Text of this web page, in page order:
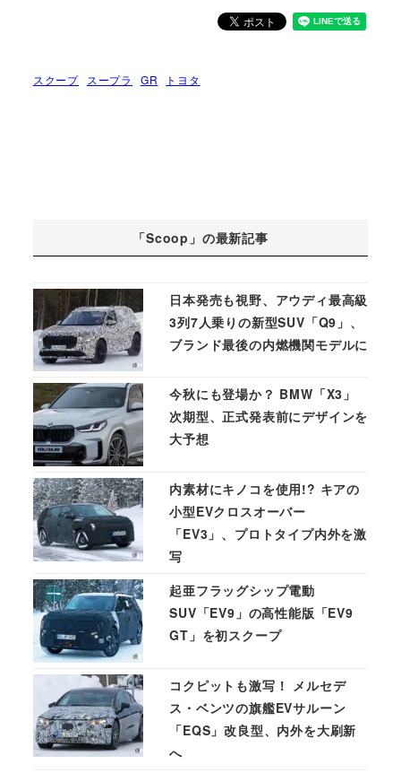
スクープ スープラ GR トヨタ
「Scoop」の最新記事
日本発売も視野、アウディ最高級
3列7人乗りの新型SUV「Q9」、
ブランド最後の内燃機関モデルに
今秋にも登場か？ BMW「X3」
次期型、正式発表前にデザインを
大予想
内素材にキノコを使用!? キアの
小型EVクロスオーバー
「EV3」、プロトタイプ内外を激
写
起亜フラッグシップ電動
SUV「EV9」の高性能版「EV9
GT」を初スクープ
コクピットも激写！ メルセデ
ス・ベンツの旗艦EVサルーン
「EQS」改良型、内外を大刷新
へ